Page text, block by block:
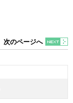
次のページへ